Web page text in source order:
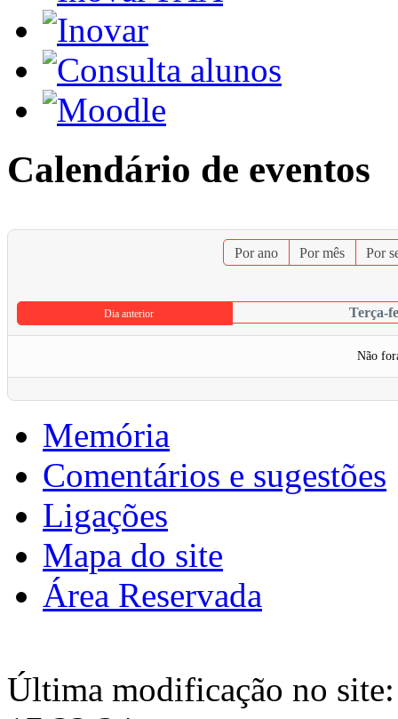
Calendário de eventos
Por ano Por mês Por
Dia anterior Terça-
Não
Memória
Comentários e sugestões
Ligações
Mapa do site
Área Reservada
Última modificação no